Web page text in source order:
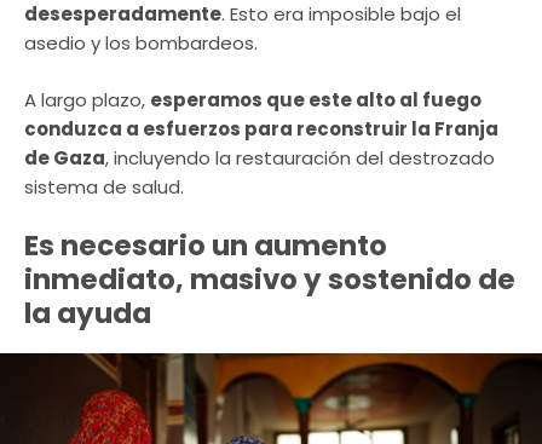
desesperadamente. Esto era imposible bajo el
asedio y los bombardeos.
A largo plazo, esperamos que este alto al fuego
conduzca a esfuerzos para reconstruir la Franja
de Gaza, incluyendo la restauración del destrozado
sistema de salud.
Es necesario un aumento
inmediato, masivo y sostenido de
la ayuda